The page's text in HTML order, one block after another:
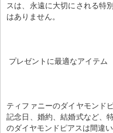
スは、永遠に大切にされる特
はありません。
プレゼントに最適なアイテム
ティファニーのダイヤモンド
記念日、婚約、結婚式など、
のダイヤモンドピアスは間違い